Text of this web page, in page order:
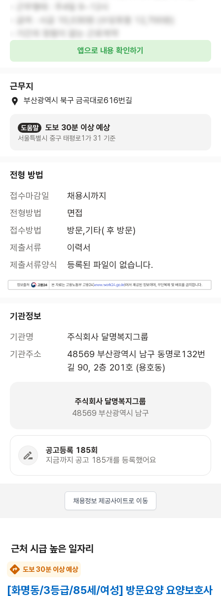
앱으로 내용 확인하기
근무지
부산광역시 북구 금곡대로616번길
도움말 도보 30분 이상 예상
서울특별시 중구 태평로1가 31 기준
전형 방법
접수마감일
채용시까지
전형방법
면접
접수방법
방문,기타( 후 방문)
제출서류
이력서
제출서류양식
등록된 파일이 없습니다.
기관정보
기관명
주식회사 달명복지그룹
기관주소
48569 부산광역시 남구 동명로132번
길 90, 2층 201호 (용호동)
주식회사 달명복지그룹
48569 부산광역시 남구
공고등록 185회
지금까지 공고 185개를 등록했어요
채용정보 제공사이트로 이동
근처 시급 높은 일자리
도보 30분 이상 예상
[화명동/3등급/85세/여성] 방문요양 요양보호사